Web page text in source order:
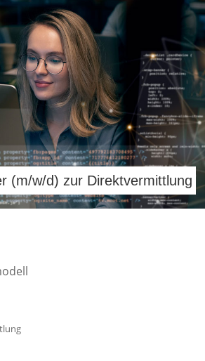
(m/w/d) zur Direktvermittlung